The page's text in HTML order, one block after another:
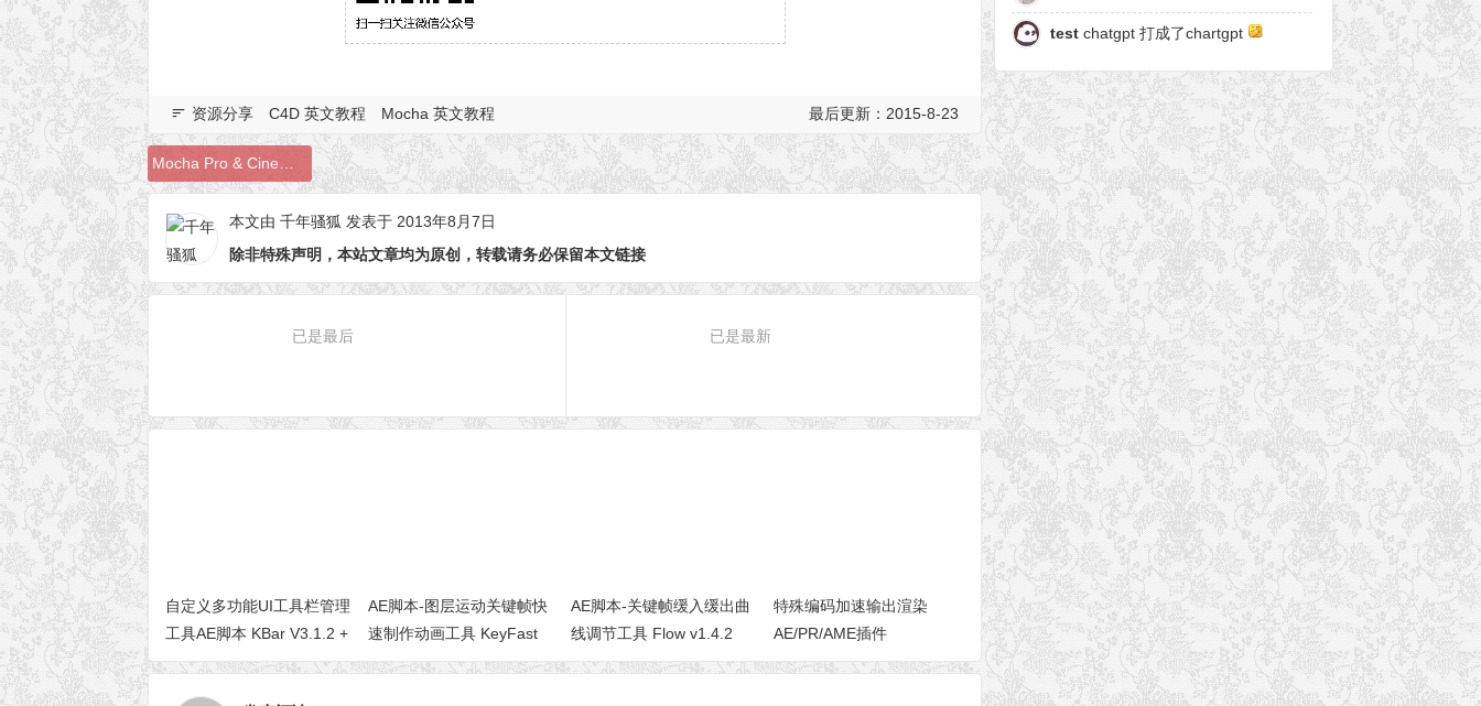
资源分享 C4D 英文教程 Mocha 英文教程 最后更新：2015-8-23
本文由千年骚狐 发表于 2013年8月7日
除非特殊声明，本站文章均为原创，转载请务必保留本文链接
已是最后 已是最新
自定义多功能UI工具栏管理
工具AE脚本 KBar V3.1.2 +
使用教程
AE脚本-图层运动关键帧快
速制作动画工具 KeyFast
V1.2 + 使用教程
AE脚本-关键帧缓入缓出曲
线调节工具 Flow v1.4.2
Win/Mac兼容AE 2022
特殊编码加速输出渲染
AE/PR/AME插件
AfterCodecs v1.10.13
test chatgpt 打成了chartgpt